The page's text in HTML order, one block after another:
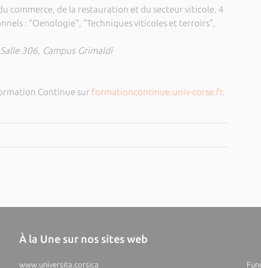
commerce, de la restauration et du secteur viticole. 4
: "Oenologie", "Techniques viticoles et terroirs",
306, Campus Grimaldi
Continue sur formationcontinue.univ-corse.fr.
À la Une sur nos sites web
www.universita.corsica